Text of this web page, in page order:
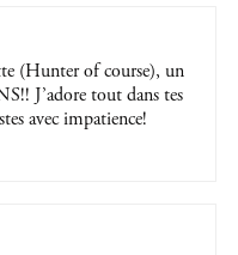
(Hunter of course), un
J’adore tout dans tes
avec impatience!